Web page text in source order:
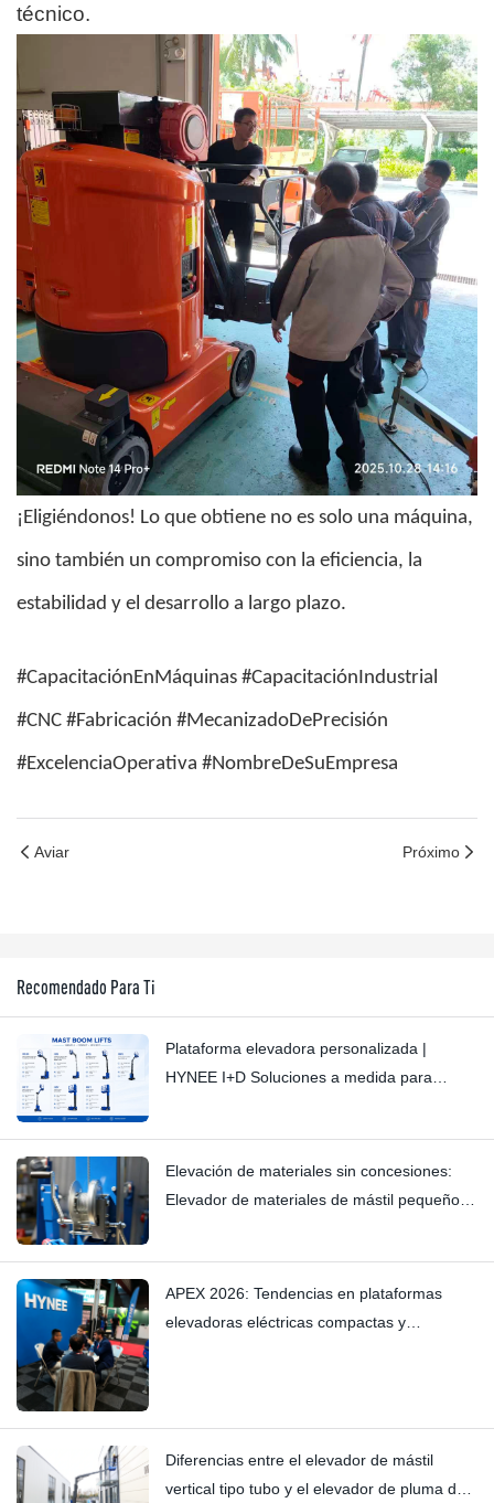
técnico.
¡Eligiéndonos! Lo que obtiene no es solo una máquina,
sino también un compromiso con la eficiencia, la
estabilidad y el desarrollo a largo plazo.
#CapacitaciónEnMáquinas #CapacitaciónIndustrial
#CNC #Fabricación #MecanizadoDePrecisión
#ExcelenciaOperativa #NombreDeSuEmpresa
Aviar Próximo
Recomendado Para Ti
Plataforma elevadora personalizada |
HYNEE I+D Soluciones a medida para
Elevación de materiales sin concesiones:
Elevador de materiales de mástil pequeño
artesanal.
APEX 2026: Tendencias en plataformas
elevadoras eléctricas compactas y
Diferencias entre el elevador de mástil
vertical tipo tubo y el elevador de pluma de